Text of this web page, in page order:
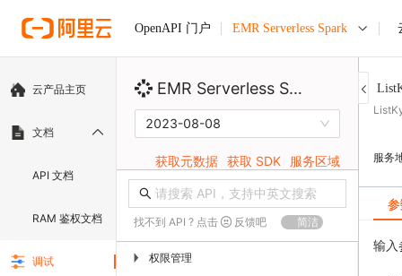
OpenAPI 门户 EMR Serverless Spark
云产品主页
文档
API 文档
RAM 鉴权文档
调试
EMR Serverless Spark
2023-08-08
获取元数据 获取 SDK 服务区域
找不到 API ? 点击 反馈吧 简洁
▶ 权限管理
服务
输入